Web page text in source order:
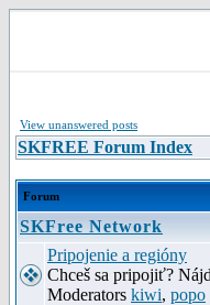
View unanswered posts
SKFREE Forum Index
Forum
SKFree Network
Pripojenie a regióny
Chceš sa pripojiť?
Moderators kiwi, popo